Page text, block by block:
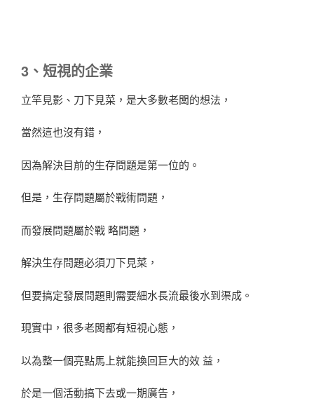
3、短視的企業
立竿見影、刀下見菜，是大多數老闆的想法，
當然這也沒有錯，
因為解決目前的生存問題是第一位的。
但是，生存問題屬於戰術問題，
而發展問題屬於戰 略問題，
解決生存問題必須刀下見菜，
但要搞定發展問題則需要細水長流最後水到渠成。
現實中，很多老闆都有短視心態，
以為整一個亮點馬上就能換回巨大的效 益，
於是一個活動搞下去或一期廣告，